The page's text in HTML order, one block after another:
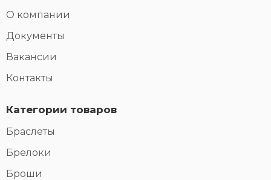
О компании
Документы
Вакансии
Контакты
Категории товаров
Браслеты
Брелоки
Броши